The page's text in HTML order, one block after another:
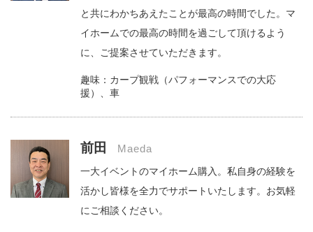
と共にわかちあえたことが最高の時間でした。マ
イホームでの最高の時間を過ごして頂けるよう
に、ご提案させていただきます。
趣味：カープ観戦（パフォーマンスでの大応
援）、車
前田
Maeda
一大イベントのマイホーム購入。私自身の経験を
活かし皆様を全力でサポートいたします。お気軽
にご相談ください。